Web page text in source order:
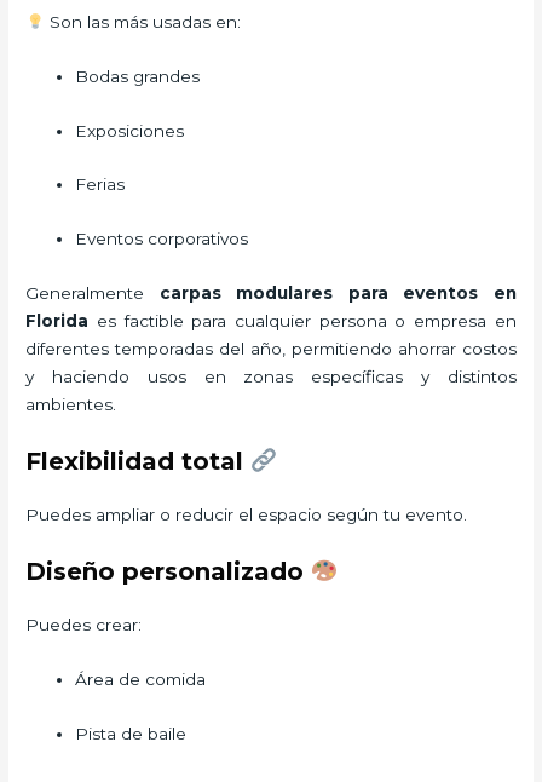
Son las más usadas en:
Bodas grandes
Exposiciones
Ferias
Eventos corporativos
Generalmente carpas modulares para eventos en
Florida es factible para cualquier persona o empresa en
diferentes temporadas del año, permitiendo ahorrar costos
y haciendo usos en zonas específicas y distintos
ambientes.
Flexibilidad total
Puedes ampliar o reducir el espacio según tu evento.
Diseño personalizado
Puedes crear:
Área de comida
Pista de baile